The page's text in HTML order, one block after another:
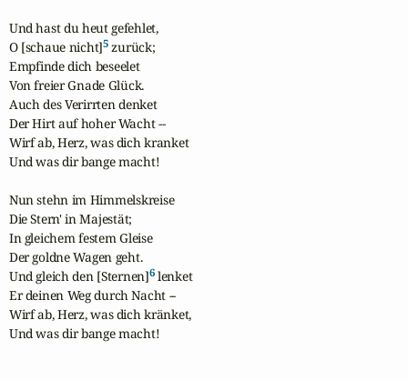
Und hast du heut gefehlet,
O [schaue nicht]5 zurück;
Empfinde dich beseelet
Von freier Gnade Glück.
Auch des Verirrten denket
Der Hirt auf hoher Wacht --
Wirf ab, Herz, was dich kranket
Und was dir bange macht!
Nun stehn im Himmelskreise
Die Stern' in Majestät;
In gleichem festem Gleise
Der goldne Wagen geht.
Und gleich den [Sternen]6 lenket
Er deinen Weg durch Nacht --
Wirf ab, Herz, was dich kränket,
Und was dir bange macht!